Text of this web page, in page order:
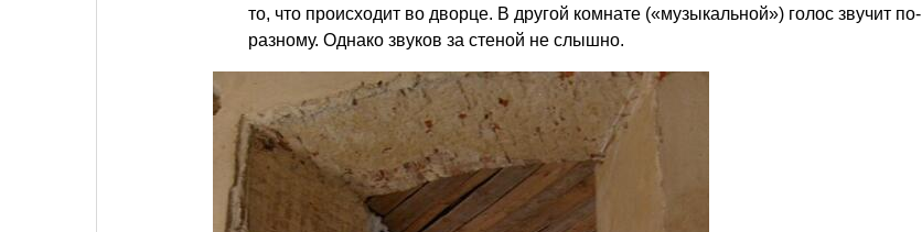
то, что происходит во дворце. В другой комнате («музыкальной») голос звучит по-
разному. Однако звуков за стеной не слышно.